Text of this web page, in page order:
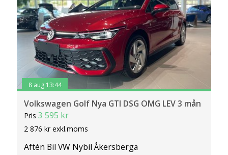
8 aug 13:44
Volkswagen Golf Nya GTI DSG OMG LEV 3 mån
Pris3 595 kr
2 876 kr exkl.moms
Aftén Bil VW Nybil Åkersberga